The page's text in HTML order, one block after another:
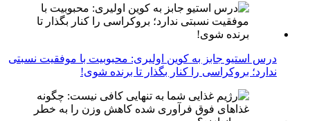
درس استیو جابز به کوین اولیری: محبوبیت با موفقیت نسبتی
ندارد؛ بروکراسی را کنار بگذار تا برنده شوی!